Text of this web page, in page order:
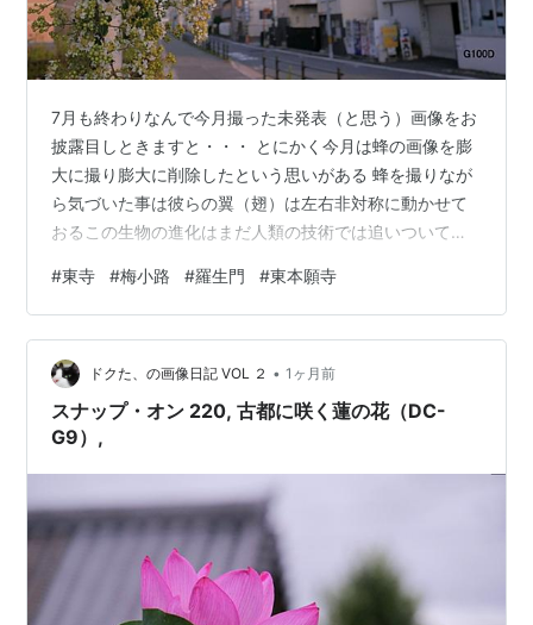
7月も終わりなんで今月撮った未発表（と思う）画像をお
披露目しときますと・・・ とにかく今月は蜂の画像を膨
大に撮り膨大に削除したという思いがある 蜂を撮りなが
ら気づいた事は彼らの翼（翅）は左右非対称に動かせて
おるこの生物の進化はまだ人類の技術では追いついてい
トがありまっせというのを知りブラブラ行ってみた とく
にイヴェントらしき催しもなく沢山の屋台が出ている
（と・ゆーかんじ） この子のかわいい画像をミスってＳ
Ｄカードから削除してもーた（ナニやってんだ・オレ）
「門前のパフォーマー」 帰り際に撮れた画像であります
彼が四つん這いでバランスを取り始め…
#東寺 #梅小路 #羅生門 #東本願寺
ドクた、の画像日記 VOL ２ • 1ヶ月前
スナップ・オン 220, 古都に咲く蓮の花（DC-
G9）,